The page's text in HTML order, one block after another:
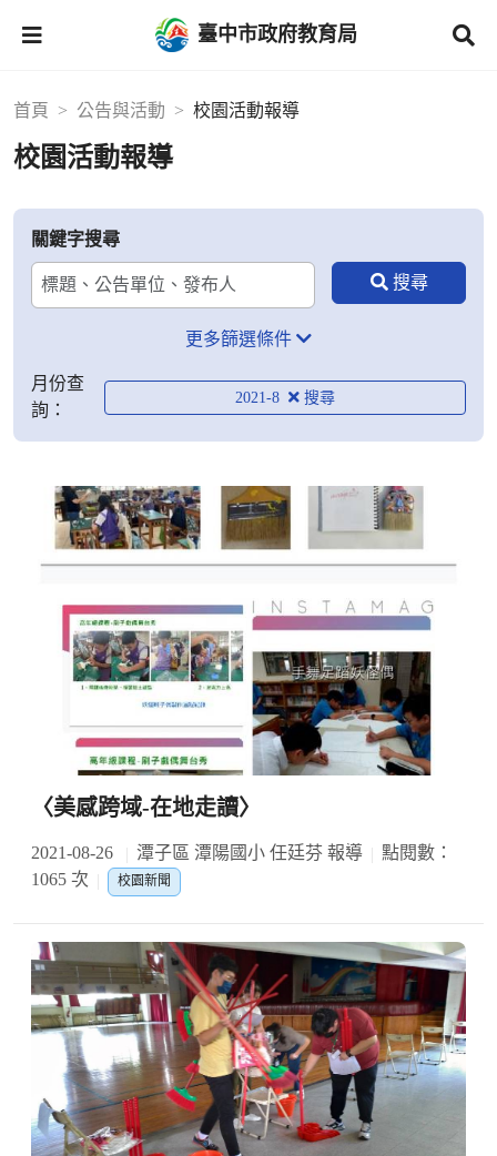
臺中市政府教育局
首頁 公告與活動 校園活動報導
校園活動報導
關鍵字搜尋
更多篩選條件
月份查
詢：
2021-8
〈美感跨域-在地走讀〉
2021-08-26 潭子區 潭陽國小 任廷芬 報導
點閱數：
1065 次
校園新聞